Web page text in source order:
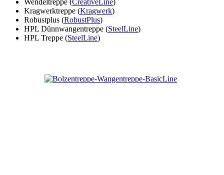
Wendeltreppe (CreativeLine)
Kragwerktreppe (Kragwerk)
Robustplus (RobustPlus)
HPL Dünnwangentreppe (SteelLine)
HPL Treppe (SteelLine)